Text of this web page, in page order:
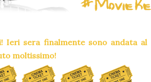
Ieri sera finalmente sono andata al
moltissimo!